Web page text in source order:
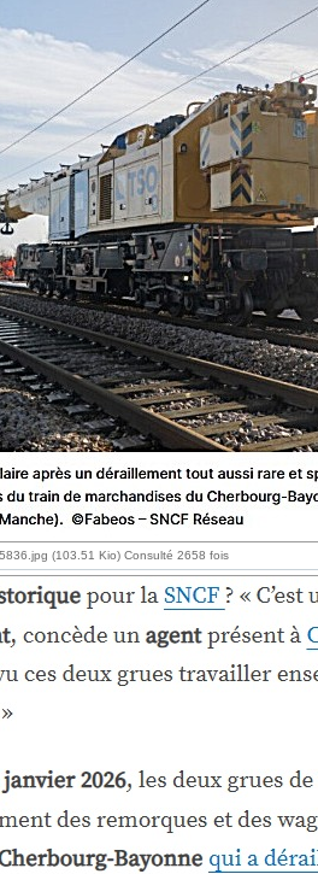
(103.51 Kio) Consulté 2658 fois